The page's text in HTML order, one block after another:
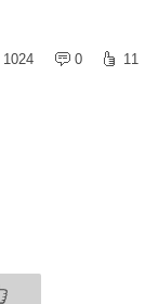
1024
0 11